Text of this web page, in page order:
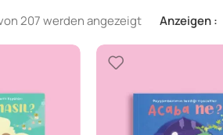
207 werden angezeigt Anzeigen